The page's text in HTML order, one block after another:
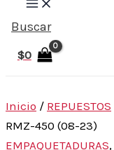
Buscar
$0
Inicio / REPUESTOS
RMZ-450 (08-23)
EMPAQUETADURAS,